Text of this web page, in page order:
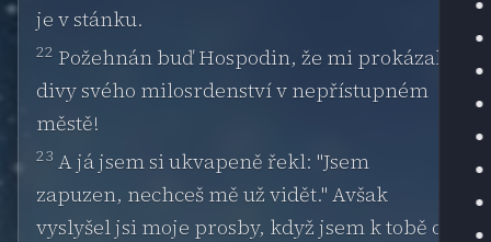
je v stánku.
22 Požehnán buď Hospodin, že mi prokázal
divy svého milosrdenství v nepřístupném
městě!
23 A já jsem si ukvapeně řekl: "Jsem
zapuzen, nechceš mě už vidět." Avšak
vyslyšel jsi moje prosby, když jsem k tobě o